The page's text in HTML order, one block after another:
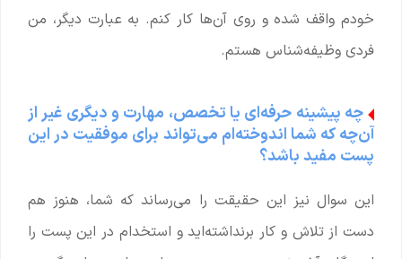
خودم واقف شده و روی آن‌ها کار کنم. به عبارت دیگر، من
فردی وظیفه‌شناس هستم.
چه پیشینه حرفه‌ای یا تخصص، مهارت و دیگری غیر از
آن‌چه که شما اندوخته‌ام می‌تواند برای موفقیت در این
پست مفید باشد؟
این سوال نیز این حقیقت را می‌رساند که شما، هنوز هم
دست از تلاش و کار برنداشته‌اید و استخدام در این پست را